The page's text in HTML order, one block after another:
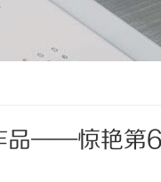
品——惊艳第